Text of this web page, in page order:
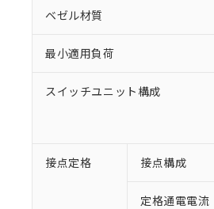
ベゼル材質
最小適用負荷
スイッチユニット構成
接点定格 接点構成
定格通電電流